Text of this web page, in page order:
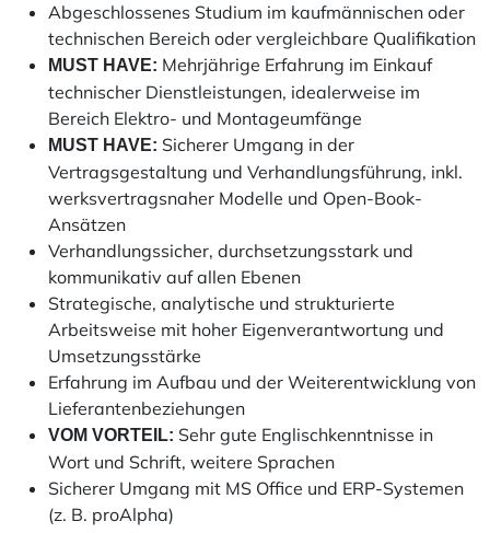
Abgeschlossenes Studium im kaufmännischen oder
technischen Bereich oder vergleichbare Qualifikation
MUST HAVE: Mehrjährige Erfahrung im Einkauf
technischer Dienstleistungen, idealerweise im
Bereich Elektro- und Montageumfänge
MUST HAVE: Sicherer Umgang in der
Vertragsgestaltung und Verhandlungsführung, inkl.
werksvertragsnaher Modelle und Open-Book-
Ansätzen
Verhandlungssicher, durchsetzungsstark und
kommunikativ auf allen Ebenen
Strategische, analytische und strukturierte
Arbeitsweise mit hoher Eigenverantwortung und
Umsetzungsstärke
Erfahrung im Aufbau und der Weiterentwicklung von
Lieferantenbeziehungen
VOM VORTEIL: Sehr gute Englischkenntnisse in
Wort und Schrift, weitere Sprachen
Sicherer Umgang mit MS Office und ERP-Systemen
(z. B. proAlpha)